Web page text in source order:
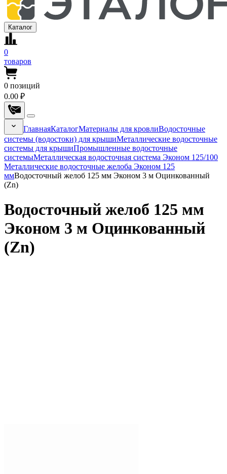
Каталог
0
товаров
0 позиций
0.00 ₽
ГлавнаяКаталогМатериалы для кровлиВодосточные
системы (водостоки) для крышиМеталлические водосточные
системы для крышиПромышленные водосточные
системыМеталлическая водосточная система Эконом 125/100
Металлические водосточные желоба Эконом 125
ммВодосточный желоб 125 мм Эконом 3 м Оцинкованный
(Zn)
Водосточный желоб 125 мм
Эконом 3 м Оцинкованный
(Zn)